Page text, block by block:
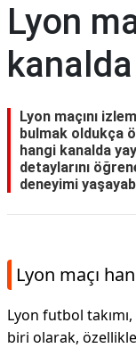
Lyon
kanalda
Lyon maçını
bulmak oldukça
hangi kanalda
detaylarını
deneyimi
Lyon maçı
Lyon futbol
biri olarak,